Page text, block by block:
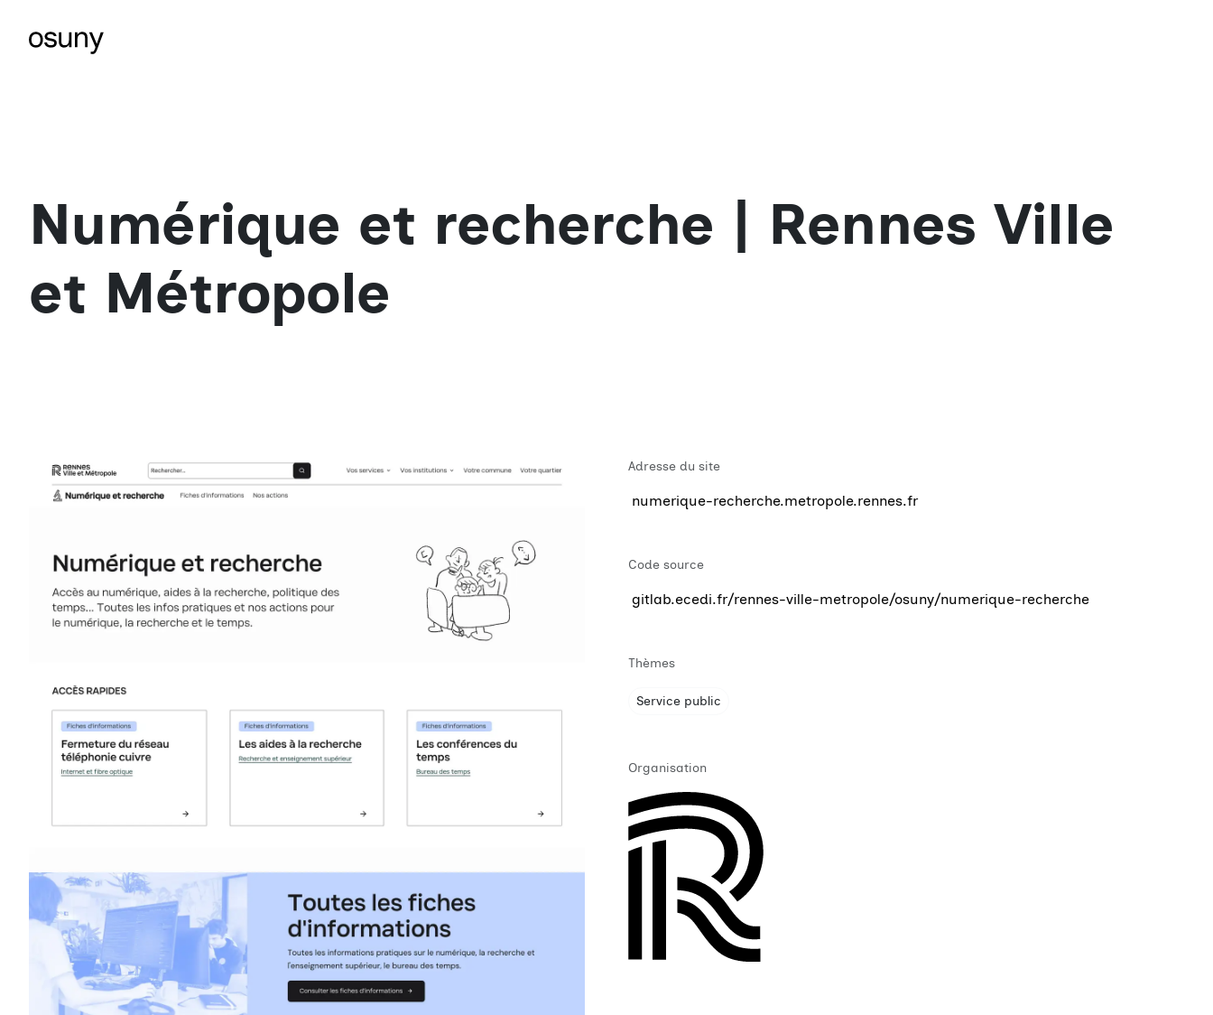
Numérique et recherche | Rennes Ville
et Métropole
Adresse du site
numerique-recherche.metropole.rennes.fr
Code source
gitlab.ecedi.fr/rennes-ville-metropole/osuny/numerique-recherche
Thèmes
Service public
Organisation